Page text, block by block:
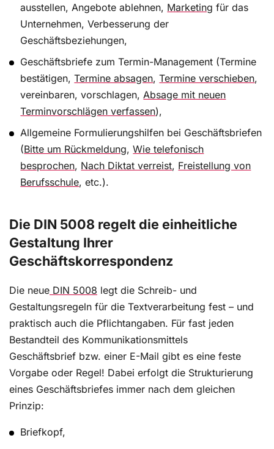
gleichrangigen Kollegen mag es im Büro schon
einmal etwas lockerer zugehen. Wird aber eine
Erinnerung an eine Führungsperson gerichtet, ist es
treffen. Ein selbstsicheres, aber vor allem
respektvolles Auftreten ist hier empfehlenswert.
Termine kurzfristig und freundlich absagen:
Darauf sollten Sie beim Stornieren achten
Auch im Zeitalter von Outlook und Co. zählt das
Schreiben einer Terminabsage nach wie vor zu den
den Termin mit einem Mausklick zu stornieren.
Dies wirkt unhöflich und kann zu
Missverständnissen führen.
Briefe im Sekretariat unterschreiben
Die Rolle von Sekretärinnen oder Assistentinnen im
Office ist vielschichtig. Office Professionals
übernehmen bei vielen Sekretariatsaufgaben die
Führung und supporten die Leitungsebenen. Unter
anderem unterstützen sie Geschäftsführer, leitende
Angestellte und Teamleader beim Organisieren und
verantwortlich, die schriftliche Korrespondenz
ausstellen, Angebote ablehnen, Marketing für das
Unternehmen, Verbesserung der
Geschäftsbeziehungen,
Geschäftsbriefe zum Termin-Management (Termine
bestätigen,Termine absagen,Termine verschieben,
vereinbaren, vorschlagen,Absage mit neuen
Terminvorschlägen verfassen),
Allgemeine Formulierungshilfen bei Geschäftsbriefen
(Bitte um Rückmeldung,Wie telefonisch
besprochen, Nach Diktat verreist, Freistellung von
Berufsschule, etc.).
Die DIN 5008 regelt die einheitliche
Gestaltung Ihrer
Geschäftskorrespondenz
Die neue DIN 5008 legt die Schreib- und
Gestaltungsregeln für die Textverarbeitung fest – und
praktisch auch die Pflichtangaben. Für fast jeden
Bestandteil des Kommunikationsmittels
Geschäftsbrief bzw. einer E-Mail gibt es eine feste
Vorgabe oder Regel! Dabei erfolgt die Strukturierung
eines Geschäftsbriefes immer nach dem gleichen
Prinzip:
Briefkopf,